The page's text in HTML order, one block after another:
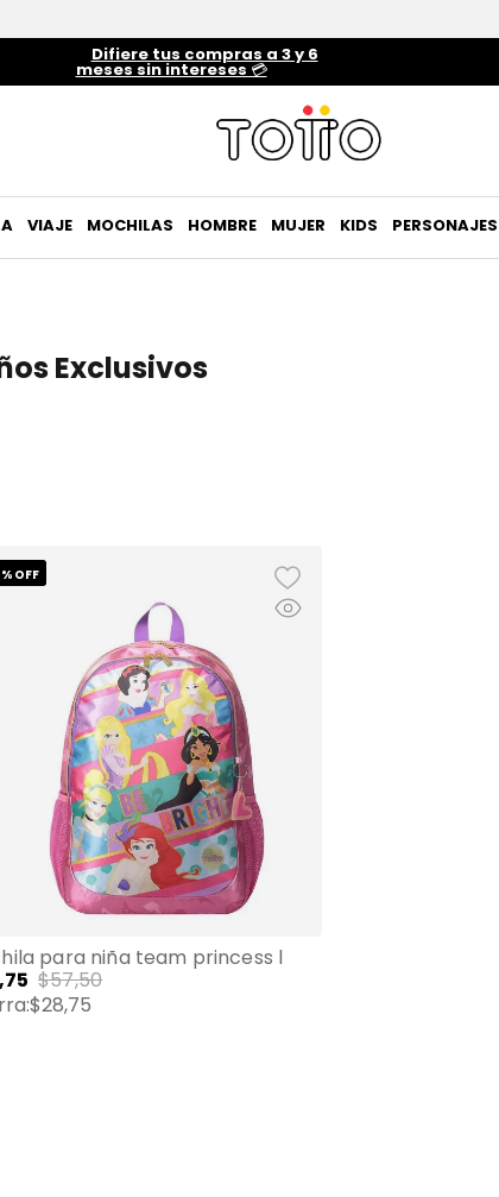
Difiere tus compras a 3 y 6
meses sin intereses 💳
VIAJE MOCHILAS HOMBRE MUJER KIDS PERSONAJES
Exclusivos
para niña team princess l
OFF
,75 $57,50
$28,75